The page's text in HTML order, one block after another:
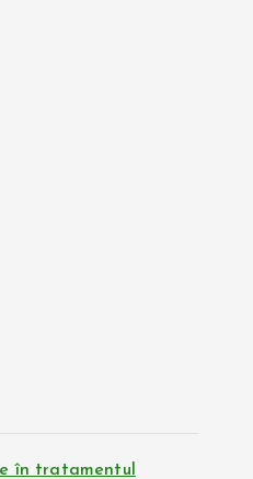
în tratamentul